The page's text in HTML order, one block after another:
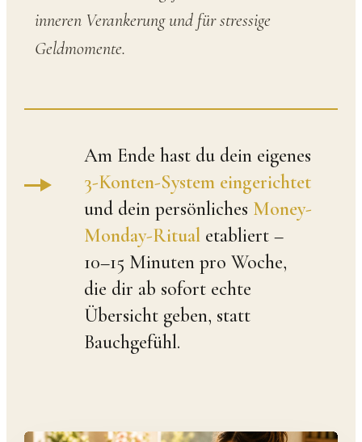
inneren Verankerung und für stressige
Geldmomente.
Am Ende hast du dein eigenes
3-Konten-System eingerichtet
und dein persönliches Money-
Monday-Ritual etabliert –
10–15 Minuten pro Woche,
die dir ab sofort echte
Übersicht geben, statt
Bauchgefühl.